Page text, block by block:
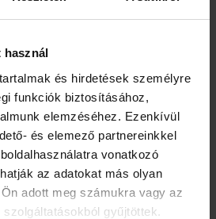
használ
és hirdetések személyre
funkciók biztosításához,
elemzéséhez. Ezenkívül
és elemező partnereinkkel
vonatkozó
az adatokat más olyan
adott meg számukra vagy az
gyűjtöttek.
hogy a betegek 72%-a ekkor már
stádiumban van.
és ortopéd szakorvosok
magas, 30% körüli a kezeletlen
A szakorvosok főleg
magas lehet ez az arány: a
orvosok 52%-ra, a
teszik az ilyen panaszokkal küzdő,
számát.